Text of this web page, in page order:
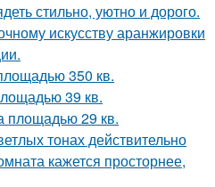
стильно, уютно и дорого.
искусству аранжировки
350 кв.
39 кв.
площадью 29 кв.
тонах действительно
кажется просторнее,